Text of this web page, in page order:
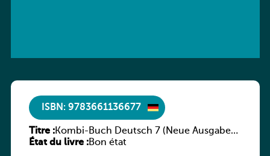
ISBN: 9783661136677
Titre :Kombi-Buch Deutsch 7 (Neue Ausgabe
Luxemburg)
État du livre :Bon état